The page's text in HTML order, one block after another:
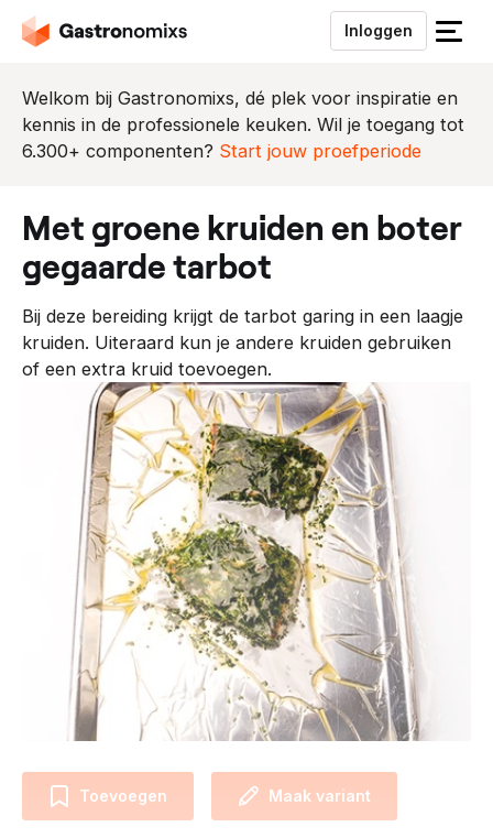
Inloggen
S
u
i
t
Welkom bij Gastronomixs, dé plek voor inspiratie en
kennis in de professionele keuken. Wil je toegang tot
6.300+ componenten? Start jouw proefperiode
met groene kruiden en boter
gegaarde tarbot
Bij deze bereiding krijgt de tarbot garing in een laagje
kruiden. Uiteraard kun je andere kruiden gebruiken
of een extra kruid toevoegen.
Toevoegen Maak variant